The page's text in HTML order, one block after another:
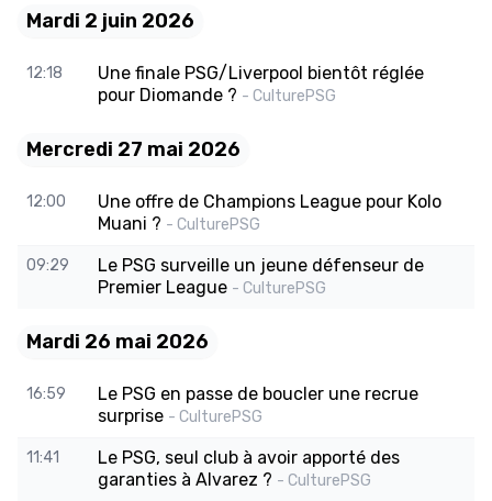
Mardi 2 juin 2026
12:18
Une finale PSG/Liverpool bientôt réglée
pour Diomande ? - CulturePSG
Mercredi 27 mai 2026
12:00
Une offre de Champions League pour Kolo
Muani ? - CulturePSG
09:29
Le PSG surveille un jeune défenseur de
Premier League - CulturePSG
Mardi 26 mai 2026
16:59
Le PSG en passe de boucler une recrue
surprise - CulturePSG
11:41
Le PSG, seul club à avoir apporté des
garanties à Alvarez ? - CulturePSG